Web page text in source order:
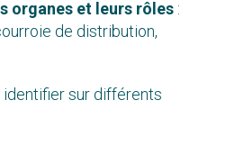
organes et leurs rôles :
de distribution,
sur différents